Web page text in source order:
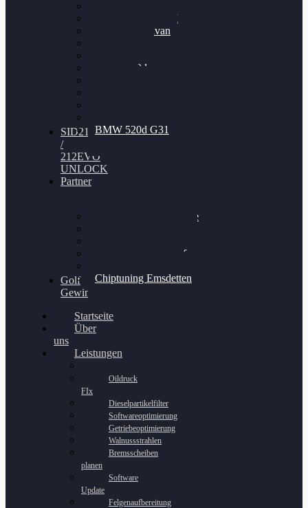
VW Passat 2.0TDI
VW T6 Multivan
BMW 120d
BMW 520d G31
SID212
/
212EVO
UNLOCK
Partner
Bilgenroth Performance
Chiptuning Schüttorf
Chiptuning Emsdetten
Golf
Gewinnspiel
Startseite
Über
uns
Leistungen
Oildruck
FIx
Dieselpartikelfilter
Softwareoptimierung
Getriebeoptimierung
Walnussstrahlen
Bremsscheiben
planen
Software
Update
Felgenaufbereitung